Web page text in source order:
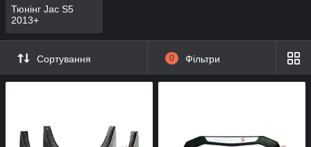
Тюнінг Jac S5
2013+
Сортування 0 Фільтри